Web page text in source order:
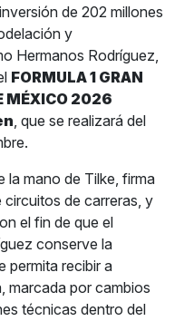
de 202 millones
y
Hermanos Rodríguez,
FORMULA 1 GRAN
MÉXICO 2026
, que se realizará del
la mano de Tilke, firma
circuitos de carreras, y
el fin de que el
conserve la
permita recibir a
marcada por cambios
técnicas dentro del